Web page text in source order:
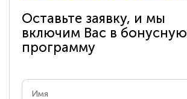
Оставьте заявку, и мы
включим Вас в бонусную
программу